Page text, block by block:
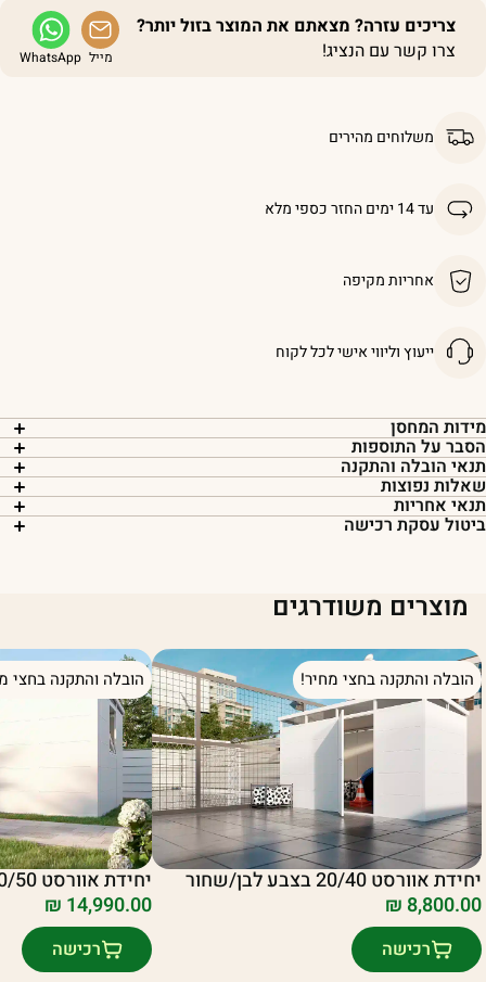
צריכים עזרה? מצאתם את המוצר בזול יותר?
צרו קשר עם הנציג!
מייל WhatsApp
משלוחים מהירים
עד 14 ימים החזר כספי מלא
אחריות מקיפה
ייעוץ וליווי אישי לכל לקוח
המחסן
על התוספות
הובלה והתקנה
נפוצות
אחריות
עסקת רכישה
מוצרים משודרגים
הובלה והתקנה בחצי מחיר!
יחידת אוורסט 20/40 בצבע לבן/שחור
₪ 8,800.00
רכישה
הובלה והתקנה בחצי
יחידת אוורסט 30/50 בצבע לבן/שחור
₪ 14,990.00
רכישה